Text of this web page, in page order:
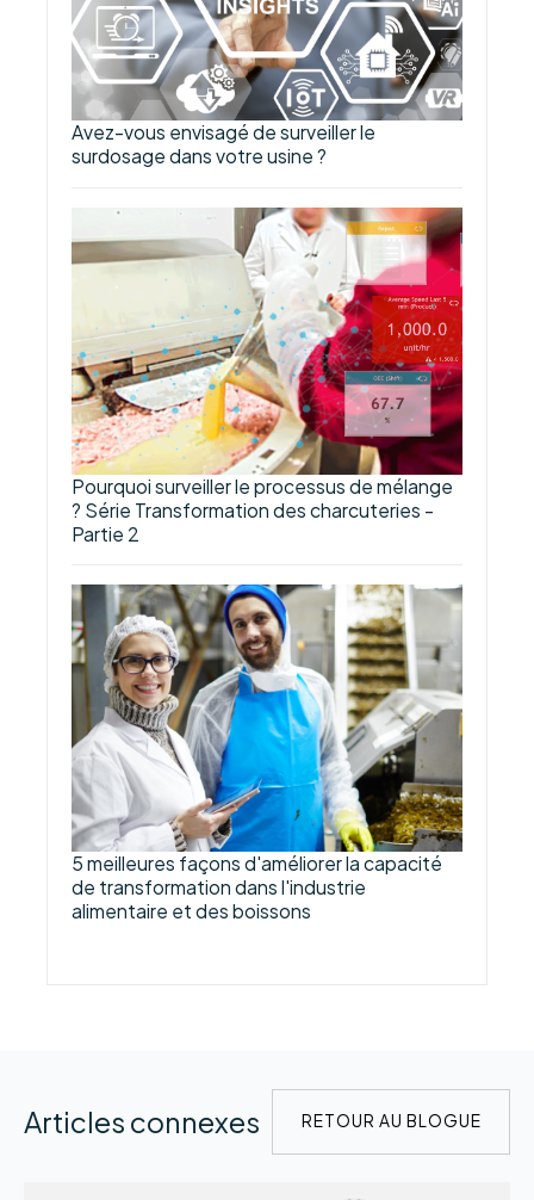
Avez-vous envisagé de surveiller le
surdosage dans votre usine ?
Pourquoi surveiller le processus de mélange
? Série Transformation des charcuteries -
Partie 2
5 meilleures façons d'améliorer la capacité
de transformation dans l'industrie
alimentaire et des boissons
Articles connexes RETOUR AU BLOGUE